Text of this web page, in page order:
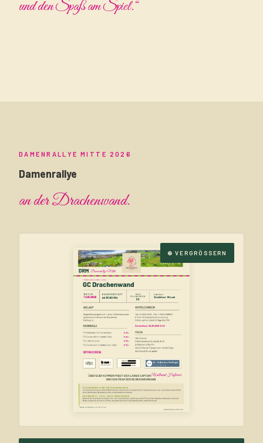
und den Spaß am Spiel.“
DAMENRALLYE MITTE 2026
Damenrallye
an der Drachenwand.
⊕ VERGRÖSSERN